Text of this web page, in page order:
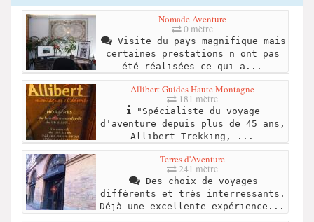
Nomade Aventure
0 mètre
Visite du pays magnifique mais
certaines prestations n ont pas
été réalisées ce qui a...
Allibert Guides Haute Montagne
181 mètre
"Spécialiste du voyage
d'aventure depuis plus de 45 ans,
Allibert Trekking, ...
Terres d'Aventure
241 mètre
Des choix de voyages
différents et très interressants.
Déjà une excellente expérience...